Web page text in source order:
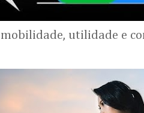
utilidade e